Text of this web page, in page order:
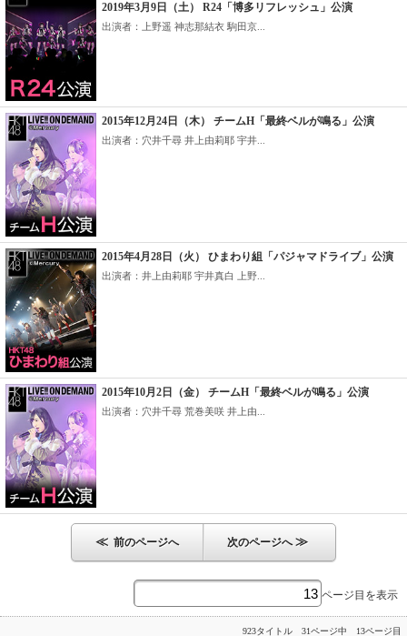
2019年3月9日（土） R24「博多リフレッシュ」公演
出演者：上野遥 神志那結衣 駒田京...
2015年12月24日（木） チームH「最終ベルが鳴る」公演
出演者：穴井千尋 井上由莉耶 宇井...
2015年4月28日（火） ひまわり組「パジャマドライブ」公演
出演者：井上由莉耶 宇井真白 上野...
2015年10月2日（金） チームH「最終ベルが鳴る」公演
出演者：穴井千尋 荒巻美咲 井上由...
≪ 前のページへ 次のページへ≫
ページ目を表示
923タイトル 31ページ中 13ページ目